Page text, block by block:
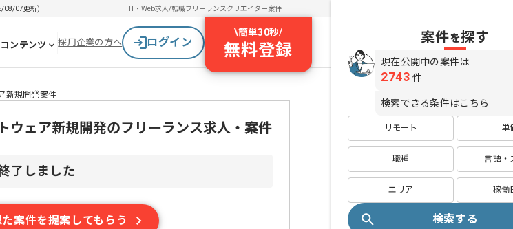
08/07更新) IT・Web求人/転職フリーランスクリエイター案件
ンテンツ 採用企業の方へ ログイン
\簡単30秒/
無料登録
新規開発案件
ウェア新規開発のフリーランス求人・案件
了しました
た案件を提案してもらう
案件を探す
現在公開中の案件は
2743 件
検索できる条件はこちら
リモート 単
職種 言語・
エリア 稼働
検索する